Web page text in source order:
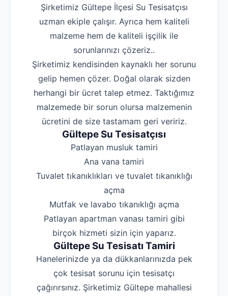
Şirketimiz Gültepe İlçesi Su Tesisatçısı
uzman ekiple çalışır. Ayrıca hem kaliteli
malzeme hem de kaliteli işçilik ile
sorunlarınızı çözeriz..
Şirketimiz kendisinden kaynaklı her sorunu
gelip hemen çözer. Doğal olarak sizden
herhangi bir ücret talep etmez. Taktığımız
malzemede bir sorun olursa malzemenin
ücretini de size tastamam geri veririz.
Gültepe Su Tesisatçısı
‌Patlayan musluk tamiri
‌Ana vana tamiri
‌Tuvalet tıkanıklıkları ve tuvalet tıkanıklığı
açma
‌Mutfak ve lavabo tıkanıklığı açma
‌Patlayan apartman vanası tamiri gibi
birçok hizmeti sizin için yaparız.
Gültepe Su Tesisatı Tamiri
Hanelerinizde ya da dükkanlarınızda pek
çok tesisat sorunu için tesisatçı
çağırırsınız. Şirketimiz Gültepe mahallesi